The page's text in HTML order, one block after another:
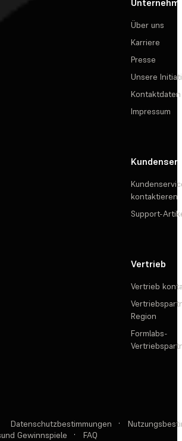
Über uns
Karriere
Presse
Unsere
Kontaktdaten
Impressum
kontaktieren
Support-
Vertrieb
Vertrieb
Region
Formlabs-
Datenschutzbestimmungen ·
und Gewinnspiele
· FAQ